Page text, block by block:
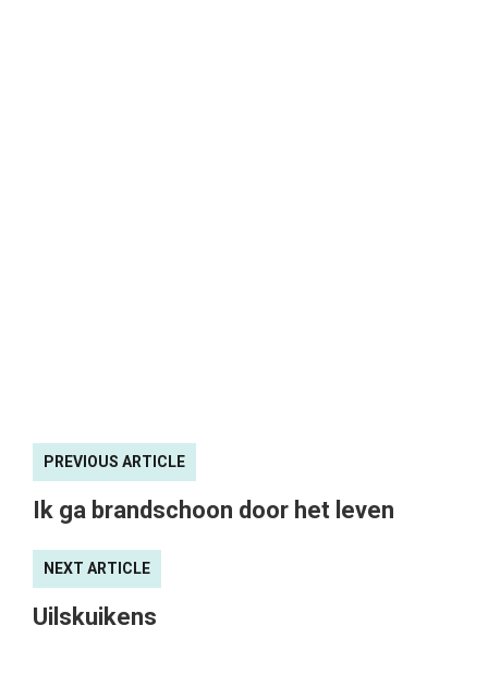
PREVIOUS ARTICLE
Ik ga brandschoon door het leven
NEXT ARTICLE
Uilskuikens